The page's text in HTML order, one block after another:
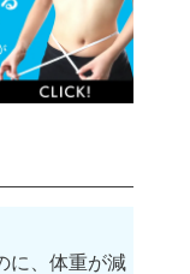
に、体重が減